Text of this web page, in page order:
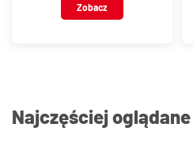
Zobacz
Najczęściej oglądane